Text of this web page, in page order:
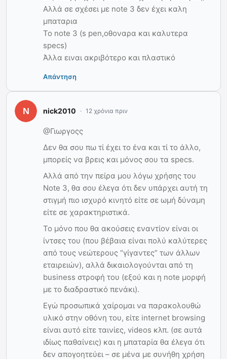
Αλλά σε σχέσει με note 3 δεν έχει καλη
μπαταρια
Το note 3 (s pen,οθοναρα και καλυτερα
specs)
Άλλα ειναι ακριβότερο και πλαστικό
Απάντηση
nick2010 12 χρόνια πριν
@Γιωργοςς
Δεν θα σου πω τί έχει το ένα και τί το άλλο,
μπορείς να βρεις και μόνος σου τα specs.
Αλλά από την πείρα μου λόγω χρήσης του
Note 3, θα σου έλεγα ότι δεν υπάρχει αυτή τη
στιγμή πιο ισχυρό κινητό είτε σε ωμή δύναμη
είτε σε χαρακτηριστικά.
Το μόνο που θα ακούσεις εναντίον είναι οι
ίντσες του (που βέβαια είναι πολύ καλύτερες
από τους νεώτερους “γίγαντες” των άλλων
εταιρειών), αλλά δικαιολογούνται από τη
business στροφή του (εξού και η note μορφή
με το διαδραστικό πενάκι).
Εγώ προσωπικά χαίρομαι να παρακολουθώ
υλικό στην οθόνη του, είτε internet browsing
είναι αυτό είτε ταινίες, videos κλπ. (σε αυτά
ιδίως παθαίνεις) και η μπαταρία θα έλεγα ότι
δεν απογοητεύει – σε μένα με συνήθη χρήση